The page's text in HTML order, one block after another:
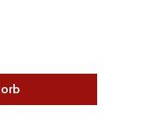
Wert ein oder